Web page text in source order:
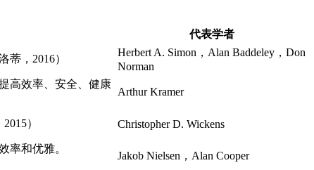
代表学者
，2016）
Herbert A. Simon，Alan Baddeley，Don
Norman
高效率、安全、健康
Arthur Kramer
） Christopher D. Wickens
率和优雅。
Jakob Nielsen，Alan Cooper